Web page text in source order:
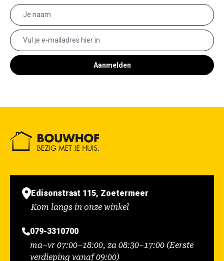
Aanmelden
Edisonstraat 115, Zoetermeer
Kom langs in onze winkel
079-3310700
ma–vr 07:00–18:00, za 08:30–17:00 (Eerste
verdieping vanaf 09:00)